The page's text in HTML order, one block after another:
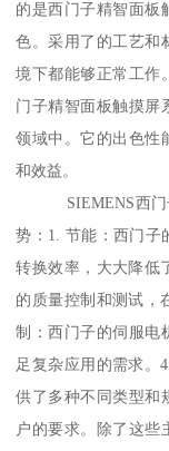
的是西门子精智面板
色。采用了的工艺和
境下都能够正常工作
门子精智面板触摸屏
领域中。它的出色性
和效益。
SIEMENS西门子
势：1. 节能：西门子
转换效率，大大降低
的质量控制和测试，
制：西门子的伺服电
足复杂应用的需求。
供了多种不同类型和
户的要求。除了这些